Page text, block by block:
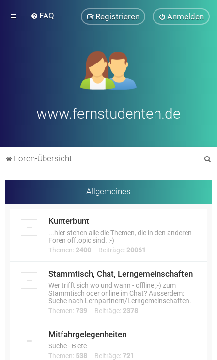
FAQ Anmelden
Registrieren
www.fernstudenten.de
Foren-Übersicht
Allgemeines
Kunterbunt
...hier stehen alle die Themen, die in den anderen
Foren offtopic sind. :-)
Themen: 2400 Beiträge: 20061
Stammtisch, Chat, Lerngemeinschaften
Wer trifft sich wo und wann - offline ;-) zum
Stammtisch oder online im Chat? Ausserdem:
Suche nach Lernpartnern/Lerngemeinschaften.
Themen: 739 Beiträge: 2378
Mitfahrgelegenheiten
Suche - Biete
Themen: 538 Beiträge: 721